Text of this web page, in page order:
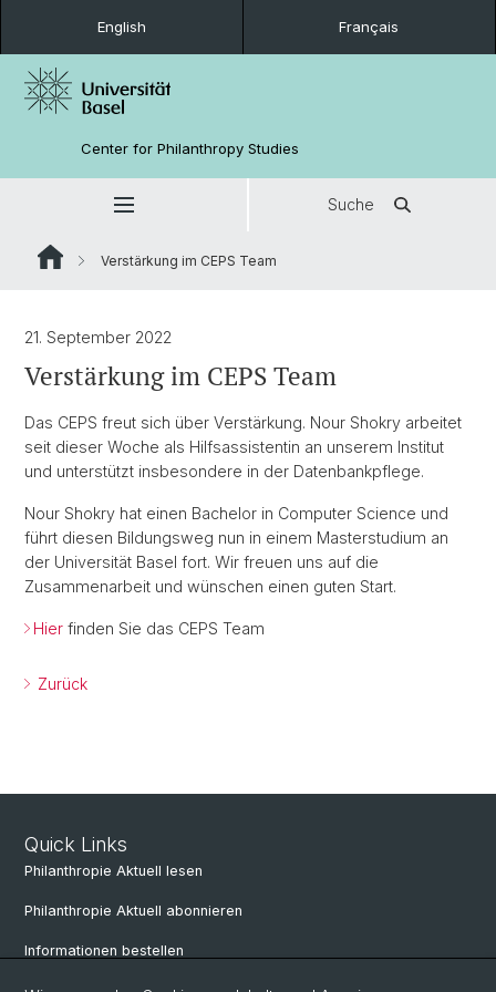
English Français
Center for Philanthropy Studies
Suche
Verstärkung im CEPS Team
21. September 2022
Verstärkung im CEPS Team
Das CEPS freut sich über Verstärkung. Nour Shokry arbeitet
seit dieser Woche als Hilfsassistentin an unserem Institut
und unterstützt insbesondere in der Datenbankpflege.
Nour Shokry hat einen Bachelor in Computer Science und
führt diesen Bildungsweg nun in einem Masterstudium an
der Universität Basel fort. Wir freuen uns auf die
Zusammenarbeit und wünschen einen guten Start.
Hier finden Sie das CEPS Team
Zurück
Quick Links
Philanthropie Aktuell lesen
Philanthropie Aktuell abonnieren
Informationen bestellen